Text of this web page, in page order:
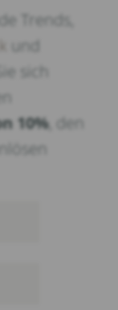
Trends,
und
sich
10%, den